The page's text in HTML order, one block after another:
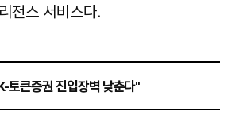
전스 서비스다.
토큰증권 진입장벽 낮춘다"